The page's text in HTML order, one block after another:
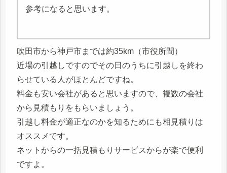
参考になると思います。
吹田市から神戸市までは約35km（市役所間）
近場の引越しですのでその日のうちに引越しを終わ
らせている人がほとんどですね。
料金も安い会社があると思いますので、複数の会社
から見積もりをもらいましょう。
引越し料金が適正なのかを知るためにも相見積りは
オススメです。
ネットからの一括見積もりサービスからが楽で便利
ですよ。